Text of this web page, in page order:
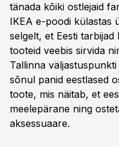
tänada kõiki ostlejaid
IKEA e-poodi külastas
selgelt, et Eesti
tooteid veebis sirvida
Tallinna
sõnul panid eestlased
toote, mis näitab, et
meelepärane ning
aksessuaare.